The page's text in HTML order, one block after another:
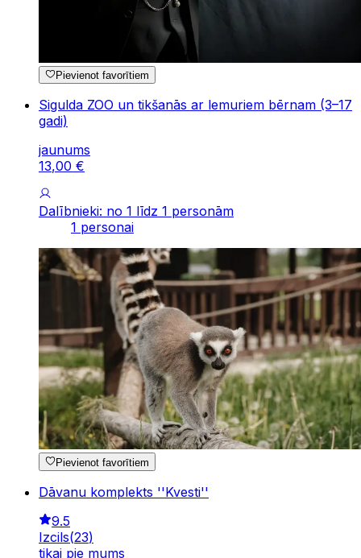
Pievienot favorītiem
Sigulda ZOO un tikšanās ar lemuriem bērnam (3–17
gadi)
jaunums
13,00 €
Dalībnieki: no 1 līdz 1 personām
1 personai
Pievienot favorītiem
Dāvanu komplekts ''Kvesti''
9.5
Izcils(23)
tikai pie mums